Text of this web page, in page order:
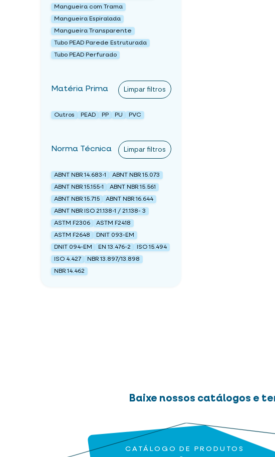
Mangueira com Trama
Mangueira Espiralada
Mangueira Transparente
Tubo PEAD Parede Estruturada
Tubo PEAD Perfurado
Matéria Prima Limpar filtros
Outros PEAD PP PU PVC
Norma Técnica Limpar filtros
ABNT NBR 14.683-1
ABNT NBR 15.073
ABNT NBR 15.155-1
ABNT NBR 15.561
ABNT NBR 15.715
ABNT NBR 16.644
ABNT NBR ISO 21.138-1 / 21.138- 3
ASTM F2306
ASTM F2418
ASTM F2648
DNIT 093-EM
DNIT 094-EM
EN 13.476-2
ISO 15.494
ISO 4.427
NBR 13.897/13.898
NBR 14.462
Baixe nossos catálogos e
CATÁLOGO DE PRODUTOS